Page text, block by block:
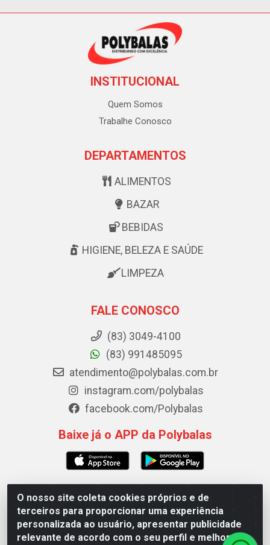
O nosso site coleta cookies próprios e de
terceiros para proporcionar uma experiência
personalizada ao usuário, apresentar publicidade
relevante de acordo com o seu perfil e melhorar a
INSTITUCIONAL
Quem Somos
Trabalhe Conosco
DEPARTAMENTOS
ALIMENTOS
BAZAR
BEBIDAS
HIGIENE, BELEZA E SAÚDE
LIMPEZA
FALE CONOSCO
(83) 3049-4100
(83) 991485095
atendimento@polybalas.com.br
instagram.com/polybalas
facebook.com/Polybalas
Baixe já o APP da Polybalas
Polybalas - Rua João Miguel de Souza, 173 Galpão B -
Ernesto Geisel, João Pessoa/PB - CEP 58.075-075 - CNPJ
00.909.327/0002-61